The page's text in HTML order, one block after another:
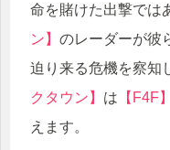
命を賭けた出撃では
ン】 のレーダーが彼
迫り来る危機を察知
クタウン】 は 【F4F】
えます。